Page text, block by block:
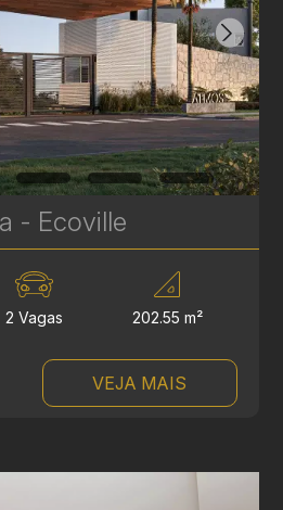
- Ecoville
2 Vagas 202.55 m²
VEJA MAIS